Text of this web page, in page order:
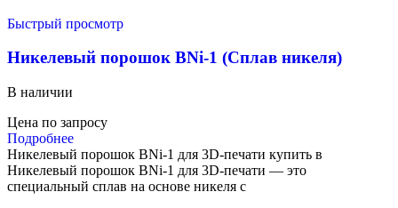
Быстрый просмотр
Никелевый порошок BNi-1 (Сплав никеля)
В наличии
Цена по запросу
Подробнее
Никелевый порошок BNi-1 для 3D-печати купить в
Никелевый порошок BNi-1 для 3D-печати — это
специальный сплав на основе никеля с